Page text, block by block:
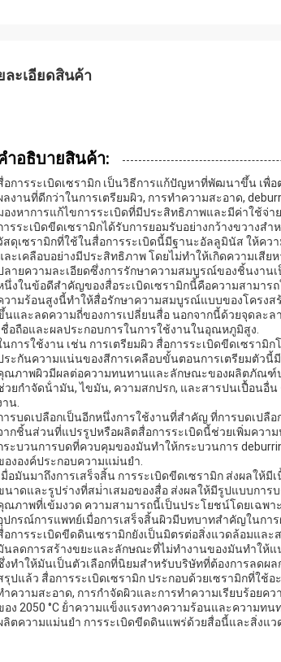
ละเอียดสินค้า
าอธิบายสินค้า:
อการระเบิดเซรามิก เป็นวิธีการแก้ปัญหาที่พัฒนาขึ้น เพื่
ลงานที่ดีกว่าในการเตรียมผิว, การทําความสะอาด,
องหาการแก้ไขการระเบิดที่มีประสิทธิภาพและมีค่าใช้จ่าย.
ารระเบิดขีดเซรามิกได้รับการยอมรับอย่างกว้างขวางสํ
สดุเซรามิกที่ใช้ในสื่อการระเบิดนี้มีฐานะอัลลูมินัส ให้คว
ละเคลือบอย่างมีประสิทธิภาพ โดยไม่ทําให้เกิดความเสี
ลายความละเอียดซึ่งการรักษาความสมบูรณ์ของชิ้นงาน
นึ่งในข้อดีสําคัญของสื่อระเบิดเซรามิกนี้คือความสามาร
วามร้อนสูงนี้ทําให้สื่อรักษาความสมบูรณ์แบบของโครงส
นและลดความถี่ของการเปลี่ยนสื่อ นอกจากนี้ด้วยจุดละล
ชื่อถือและผลประกอบการในการใช้งานในอุณหภูมิสูง.
นการใช้งาน เช่น การเตรียมผิว สื่อการระเบิดขีดเซรา
ระกันความแน่นของสีการเคลือบขั้นตอนการเตรียมตัวนี้
ณภาพผิวมีผลต่อความทนทานและลักษณะของผลิตภัณฑ์ป
วยกําจัดน้ํามัน, ไขมัน, ความสกปรก, และสารปนเปื้อนอื่
าน.
ารบดเปลือกเป็นอีกหนึ่งการใช้งานที่สําคัญ ที่การบดเป
ากชิ้นส่วนที่แปรรูปหรือผลิตสื่อการระเบิดนี้ช่วยเพิ่มคว
ระบวนการบดที่ควบคุมของมันทําให้กระบวนการ
ององค์ประกอบความแม่นยํา.
มื่อมันมาถึงการเสร็จสิ้น การระเบิดขีดเซรามิก ส่งผลให้มี
นาดและรูปร่างที่สม่ําเสมอของสื่อ ส่งผลให้มีรูปแบบการ
ณภาพที่เข้มงวด ความสามารถนี้เป็นประโยชน์โดยเฉพา
ปกรณ์การแพทย์เมื่อการเสร็จสิ้นผิวมีบทบาทสําคัญในก
อการระเบิดขีดดินเซรามิกยังเป็นมิตรต่อสิ่งแวดล้อมแล
นลดการสร้างขยะและลักษณะที่ไม่ทํางานของมันทําให้แ
งทําให้มันเป็นตัวเลือกที่นิยมสําหรับบริษัทที่ต้องการลดผ
รุปแล้ว สื่อการระเบิดเซรามิก ประกอบด้วยเซรามิกที่ใช้
าความสะอาด, การกําจัดผิวและการทําความเรียบร้อย
อง 2050 °C ย้ําความแข็งแรงทางความร้อนและความท
ลิตความแม่นยํา การระเบิดขีดดินแพร่ด้วยสื่อนี้และสิ่งแว